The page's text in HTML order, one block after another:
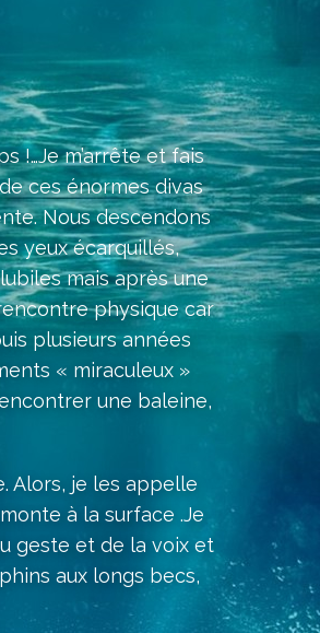
!…Je m’arrête et fais
ces énormes divas
Nous descendons
yeux écarquillés,
mais après une
physique car
plusieurs années
« miraculeux »
une baleine,
Alors, je les appelle
à la surface .Je
geste et de la voix et
aux longs becs,